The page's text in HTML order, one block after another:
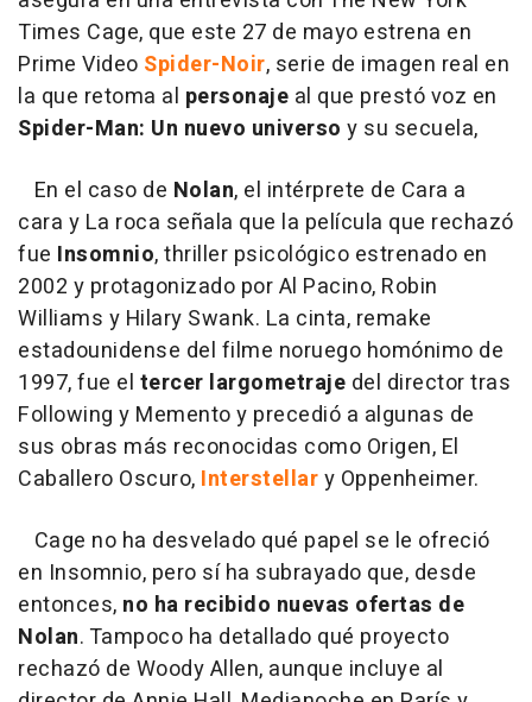
Times Cage, que este 27 de mayo estrena en
Prime Video Spider-Noir, serie de imagen real en
la que retoma al personaje al que prestó voz en
Spider-Man: Un nuevo universo y su secuela,
En el caso de Nolan, el intérprete de Cara a
cara y La roca señala que la película que rechazó
fue Insomnio, thriller psicológico estrenado en
2002 y protagonizado por Al Pacino, Robin
Williams y Hilary Swank. La cinta, remake
estadounidense del filme noruego homónimo de
1997, fue el tercer largometraje del director tras
Following y Memento y precedió a algunas de
sus obras más reconocidas como Origen, El
Caballero Oscuro, Interstellary Oppenheimer.
Cage no ha desvelado qué papel se le ofreció
en Insomnio, pero sí ha subrayado que, desde
entonces, no ha recibido nuevas ofertas de
Nolan. Tampoco ha detallado qué proyecto
rechazó de Woody Allen, aunque incluye al